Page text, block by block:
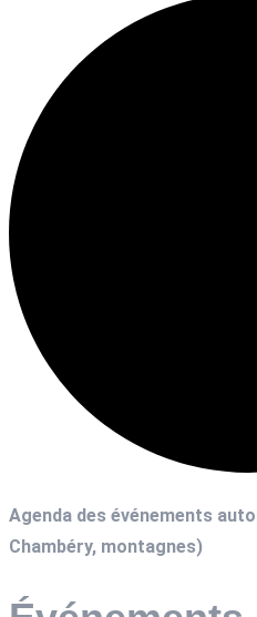
Agenda des événements
Chambéry, montagnes)